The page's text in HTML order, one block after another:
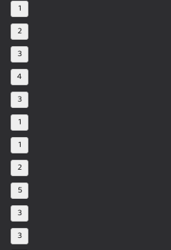
1
2
3
4
3
1
1
2
5
3
3